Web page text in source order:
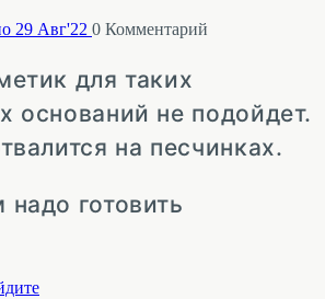
29 Авг'22 0 Комментарий
для таких
оснований не подойдет.
на песчинках.
готовить